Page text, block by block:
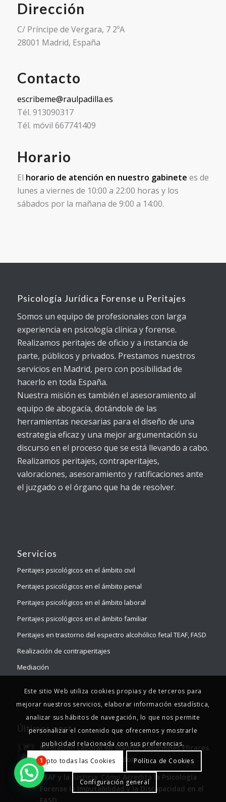
Dirección
C/ Príncipe de Vergara, 7 2ºA
28001 Madrid, España
Contacto
escribeme@raulpadilla.es
Tél. 913090317
Tél. móvil 667741409
Horario
El horario de atención en nuestro gabinete es de
lunes a viernes de 10:00 a 22:00 horas y los
sábados por la mañana de 9:00 a 14:00.
Psicología Jurídica Forense u Peritajes
Somos un equipo de profesionales con larga
experiencia en psicología clínica y forense.
Realizamos peritajes de oficio y a instancia de
parte, públicos y privados. Prestamos nuestros
servicios en Madrid, pero con posibilidad de
hacerlo en toda España.
Nuestra misión es también el asesoramiento al
equipo de abogacía, dotándole de las
herramientas necesarias para el diseño de una
estrategia eficaz y una mejor argumentación su
discurso en el proceso que se está llevando a cabo.
Realizamos peritajes, contraperitajes,
valoraciones, asesoramiento y ratificaciones ante
el juzgado o el órgano que ha de resolver.
Servicios
Peritajes psicológicos en el ámbito civil
Peritajes psicológicos en el ámbito penal
Peritajes psicológicos en el ámbito laboral
Peritajes psicológicos en el ámbito familiar
Peritajes en trastorno del espectro alcohólico fetal TEAF, FASD
Realización de contraperitajes
Mediación
Últimos post
Mediación Laboral en Madrid: Soluciones Eficaces
para Empresas y Trabajadores
TEAF y la Justicia: Cómo Acredita la Psicología
Forense la Imputabilidad y la Discapacidad en el
Este sitio Web utiliza cookies propias y de terceros para
mejorar nuestros servicios, elaborar información estadística,
analizar sus hábitos de navegación, lo que nos permite
personalizar el contenido que ofrecemos y mostrarle
publicidad relacionada con sus preferencias.
Acepto todas las Cookies Política de Cookies
Configuración general
1